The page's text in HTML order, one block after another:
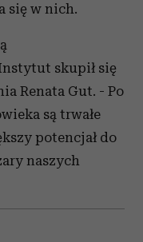
się w nich.
skupił się
Renata Gut. - Po
są trwałe
potencjał do
naszych